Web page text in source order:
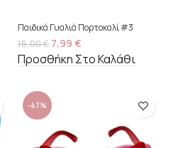
Παιδικά Γυαλιά Πορτοκαλί #3
15,00€ 7,99 €
Προσθήκη Στο Καλάθι
-47%